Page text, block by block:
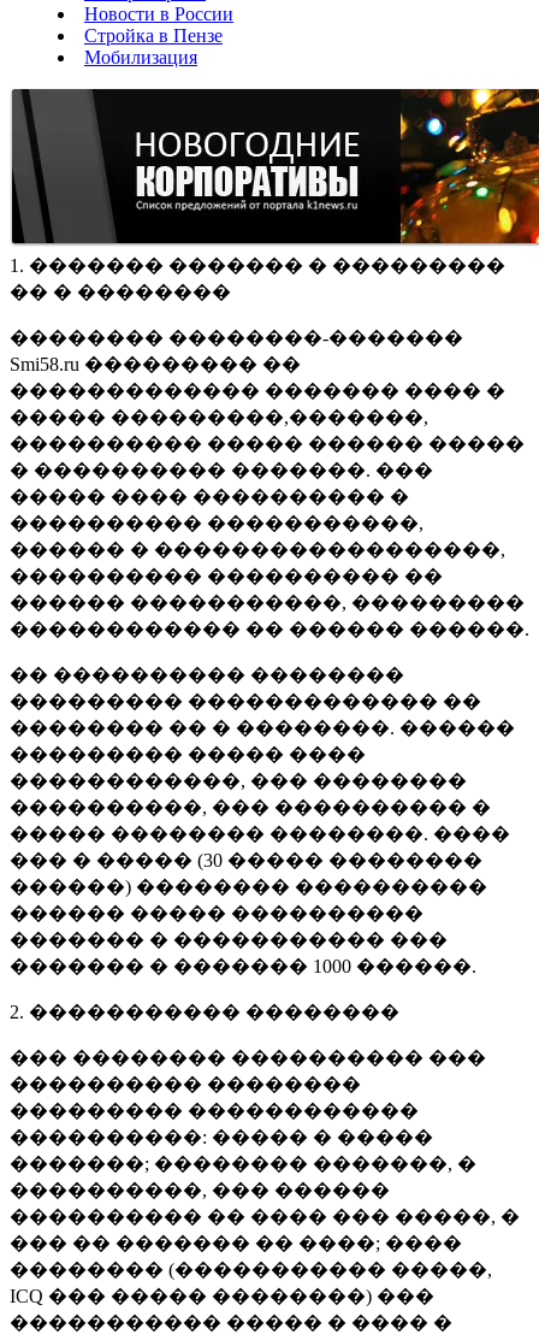
Новости в России
Стройка в Пензе
Мобилизация
1. ������� ������� � ���������
�� � ��������
�������� ��������-�������
Smi58.ru ��������� ��
������������� ������� ���� �
����� ���������,�������,
���������� ����� ������ �����
� ���������� �������. ���
����� ���� ���������� �
���������� �����������,
������ � ������������������,
���������� ���������� ��
������ �����������, ���������
������������ �� ������ ������.
�� ���������� ��������
��������� ������������� ��
�������� �� � ��������. ������
��������� ����� ����
������������, ��� ��������
����������, ��� ���������� �
����� �������� ��������. ����
��� � ����� (30 ����� ��������
������) �������� ����������
������ ����� ����������
������� � ����������� ���
������� � ������� 1000 ������.
2. ����������� ��������
��� �������� ���������� ���
���������� ��������
��������� ������������
����������: ����� � �����
�������; �������� �������, �
����������, ��� ������
���������� �� ���� ��� �����, �
��� �� ������� �� ����; ����
�������� (����������� �����,
ICQ ��� ����� ��������) ���
����������� ����� � ���� �